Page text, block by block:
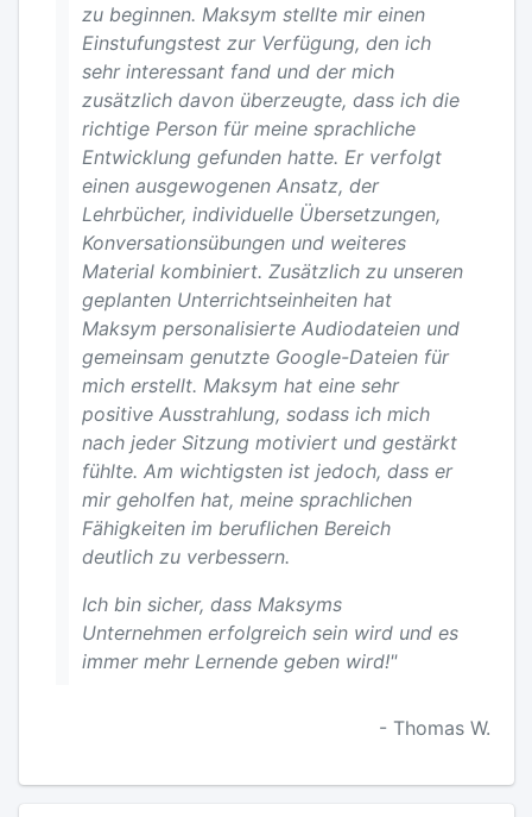
zu beginnen. Maksym stellte mir einen
Einstufungstest zur Verfügung, den ich
sehr interessant fand und der mich
zusätzlich davon überzeugte, dass ich die
richtige Person für meine sprachliche
Entwicklung gefunden hatte. Er verfolgt
einen ausgewogenen Ansatz, der
Lehrbücher, individuelle Übersetzungen,
Konversationsübungen und weiteres
Material kombiniert. Zusätzlich zu unseren
geplanten Unterrichtseinheiten hat
Maksym personalisierte Audiodateien und
gemeinsam genutzte Google-Dateien für
mich erstellt. Maksym hat eine sehr
positive Ausstrahlung, sodass ich mich
nach jeder Sitzung motiviert und gestärkt
fühlte. Am wichtigsten ist jedoch, dass er
mir geholfen hat, meine sprachlichen
Fähigkeiten im beruflichen Bereich
deutlich zu verbessern.
Ich bin sicher, dass Maksyms
Unternehmen erfolgreich sein wird und es
immer mehr Lernende geben wird!"
- Thomas W.